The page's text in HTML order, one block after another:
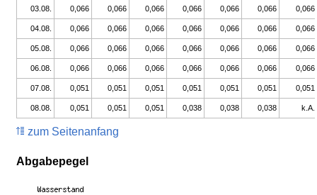
03.08. 0,066 0,066 0,066 0,066 0,066 0,066 0,066
04.08. 0,066 0,066 0,066 0,066 0,066 0,066 0,066
05.08. 0,066 0,066 0,066 0,066 0,066 0,066 0,066
06.08. 0,066 0,066 0,066 0,066 0,066 0,066 0,066
07.08. 0,051 0,051 0,051 0,051 0,051 0,051 0,051
08.08. 0,051 0,051 0,051 0,038 0,038 0,038 k.A.
zum Seitenanfang
Abgabepegel